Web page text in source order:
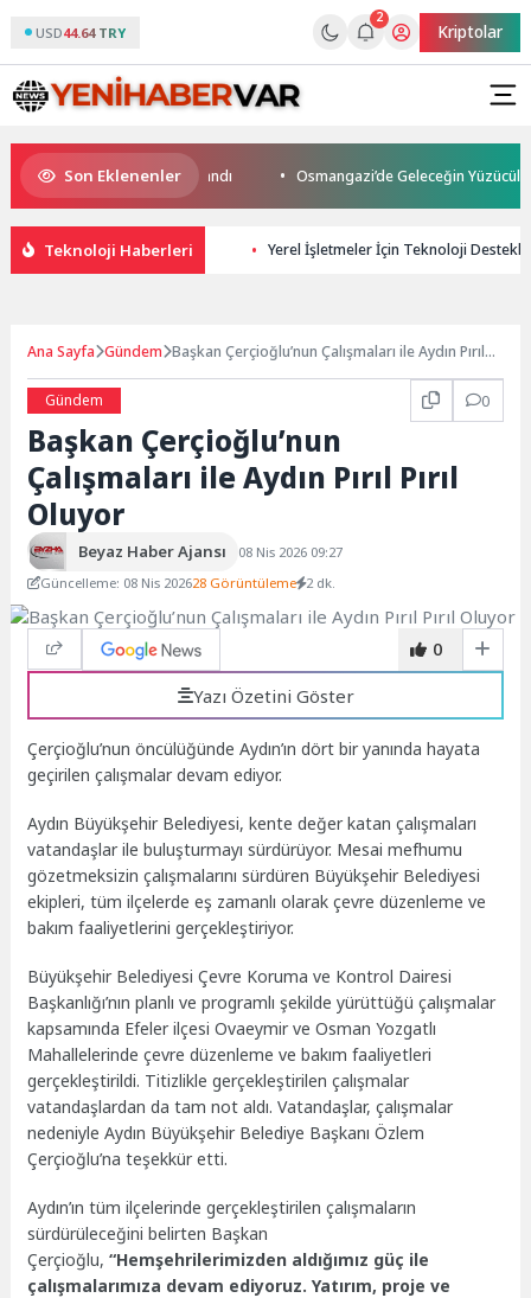
USD44.64 TRY
2
Kriptolar
Son Eklenenler
Son Yolculuğuna Uğurlandı Osmangazi’de Geleceğin Yüzücüleri
Teknoloji Haberleri Yerel İşletmeler İçin Teknoloji Destekli
Ana Sayfa Gündem Başkan Çerçioğlu’nun Çalışmaları ile Aydın Pırıl
Gündem
0
Başkan Çerçioğlu’nun
Çalışmaları ile Aydın Pırıl Pırıl
Oluyor
Beyaz Haber Ajansı
08 Nis 2026 09:27
Güncelleme: 08 Nis 202628 Görüntüleme 2 dk.
0
Yazı Özetini Göster
Çerçioğlu’nun öncülüğünde Aydın’ın dört bir yanında hayata
geçirilen çalışmalar devam ediyor.
Aydın Büyükşehir Belediyesi, kente değer katan çalışmaları
vatandaşlar ile buluşturmayı sürdürüyor. Mesai mefhumu
gözetmeksizin çalışmalarını sürdüren Büyükşehir Belediyesi
ekipleri, tüm ilçelerde eş zamanlı olarak çevre düzenleme ve
bakım faaliyetlerini gerçekleştiriyor.
Büyükşehir Belediyesi Çevre Koruma ve Kontrol Dairesi
Başkanlığı’nın planlı ve programlı şekilde yürüttüğü çalışmalar
kapsamında Efeler ilçesi Ovaeymir ve Osman Yozgatlı
Mahallelerinde çevre düzenleme ve bakım faaliyetleri
gerçekleştirildi. Titizlikle gerçekleştirilen çalışmalar
vatandaşlardan da tam not aldı. Vatandaşlar, çalışmalar
nedeniyle Aydın Büyükşehir Belediye Başkanı Özlem
Çerçioğlu’na teşekkür etti.
Aydın’ın tüm ilçelerinde gerçekleştirilen çalışmaların
sürdürüleceğini belirten Başkan
Çerçioğlu,“Hemşehrilerimizden aldığımız güç ile
çalışmalarımıza devam ediyoruz. Yatırım, proje ve